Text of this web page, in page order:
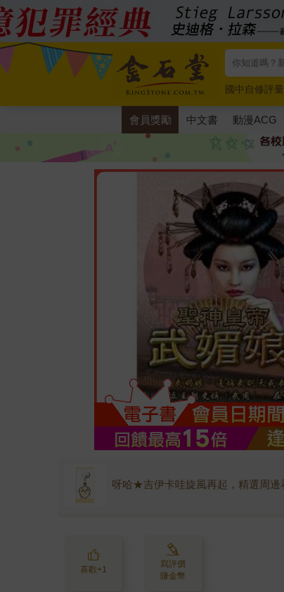
國中自修評量
唯紅花綻放
會員獎勵 中文書 動漫ACG
呀哈★吉伊卡哇旋風再起，精選周邊
喜歡+1
寫評價
賺金幣